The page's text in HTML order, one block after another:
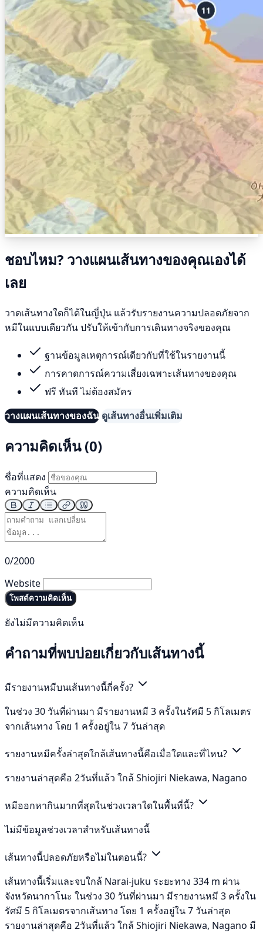
ชอบไหม? วางแผนเส้นทางของคุณเองได้
เลย
วาดเส้นทางใดก็ได้ในญี่ปุ่น แล้วรับรายงานความปลอดภัยจาก
หมีในแบบเดียวกัน ปรับให้เข้ากับการเดินทางจริงของคุณ
ฐานข้อมูลเหตุการณ์เดียวกับที่ใช้ในรายงานนี้
การคาดการณ์ความเสี่ยงเฉพาะเส้นทางของคุณ
ฟรี ทันที ไม่ต้องสมัคร
วางแผนเส้นทางของฉัน ดูเส้นทางอื่นเพิ่มเติม
ความคิดเห็น (0)
ชื่อที่แสดง
ความคิดเห็น
0/2000
Website
โพสต์ความคิดเห็น
ยังไม่มีความคิดเห็น
คำถามที่พบบ่อยเกี่ยวกับเส้นทางนี้
มีรายงานหมีบนเส้นทางนี้กี่ครั้ง?
ในช่วง 30 วันที่ผ่านมา มีรายงานหมี 3 ครั้งในรัศมี 5 กิโลเมตร
จากเส้นทาง โดย 1 ครั้งอยู่ใน 7 วันล่าสุด
รายงานหมีครั้งล่าสุดใกล้เส้นทางนี้คือเมื่อใดและที่ไหน?
รายงานล่าสุดคือ 2วันที่แล้ว ใกล้ Shiojiri Niekawa, Nagano
หมีออกหากินมากที่สุดในช่วงเวลาใดในพื้นที่นี้?
ไม่มีข้อมูลช่วงเวลาสำหรับเส้นทางนี้
เส้นทางนี้ปลอดภัยหรือไม่ในตอนนี้?
เส้นทางนี้เริ่มและจบใกล้ Narai-juku ระยะทาง 334 m ผ่าน
จังหวัดนากาโนะ ในช่วง 30 วันที่ผ่านมา มีรายงานหมี 3 ครั้งใน
รัศมี 5 กิโลเมตรจากเส้นทาง โดย 1 ครั้งอยู่ใน 7 วันล่าสุด
รายงานล่าสุดคือ 2วันที่แล้ว ใกล้ Shiojiri Niekawa, Nagano มี